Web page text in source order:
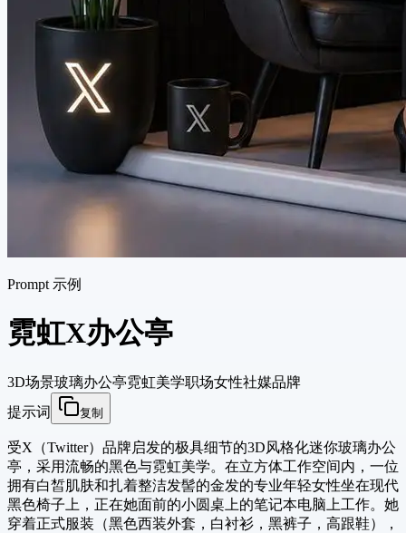
Prompt 示例
霓虹X办公亭
3D场景玻璃办公亭霓虹美学职场女性社媒品牌
提示词
复制
受X（Twitter）品牌启发的极具细节的3D风格化迷你玻璃办公
亭，采用流畅的黑色与霓虹美学。在立方体工作空间内，一位
拥有白皙肌肤和扎着整洁发髻的金发的专业年轻女性坐在现代
黑色椅子上，正在她面前的小圆桌上的笔记本电脑上工作。她
穿着正式服装（黑色西装外套，白衬衫，黑裤子，高跟鞋），